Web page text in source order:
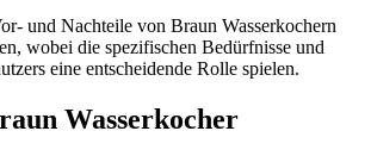
und Nachteile von Braun Wasserkochern
wobei die spezifischen Bedürfnisse und
eine entscheidende Rolle spielen.
Wasserkocher